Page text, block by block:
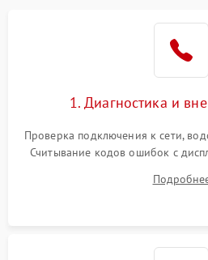
1. Диагностика и
Проверка подключения к сети,
Считывание кодов ошибок с
выявления посторонних шумов,
электронного модуля